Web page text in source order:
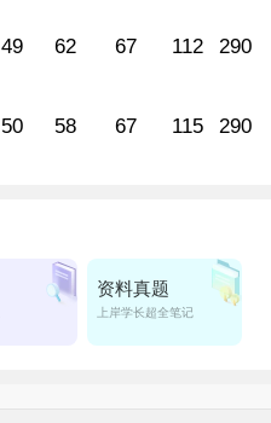
49 62 67 112 290
50 58 67 115 290